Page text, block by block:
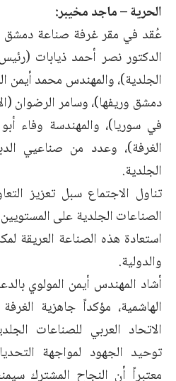
الحرية – ماجد مخيبر:
عُقد في مقر غرفة صناعة دمشق
الدكتور نصر أحمد ذيابات
الجلدية)، والمهندس محمد أيمن
دمشق وريفها)، وسامر الرضوان
في سوريا)، والمهندسة وفاء
الغرفة)، وعدد من صناعيي
الجلدية.
تناول الاجتماع سبل تعزيز
الصناعات الجلدية على
استعادة هذه الصناعة العريقة
والدولية.
أشاد المهندس أيمن المولوي
الهاشمية، مؤكداً جاهزية
الاتحاد العربي للصناعات
توحيد الجهود لمواجهة
معتبراً أن النجاح المشترك